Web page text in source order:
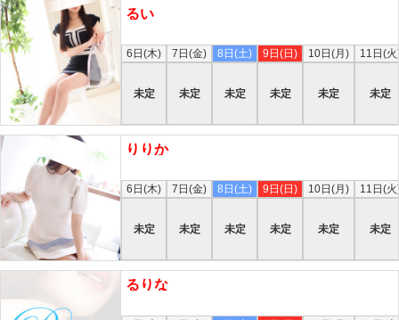
るい
6日(木)
未定
7日(金)
未定
8日(土)
未定
9日(日)
未定
10日(月)
未定
11日(
未定
りりか
6日(木)
未定
7日(金)
未定
8日(土)
未定
9日(日)
未定
10日(月)
未定
11日(
未定
るりな